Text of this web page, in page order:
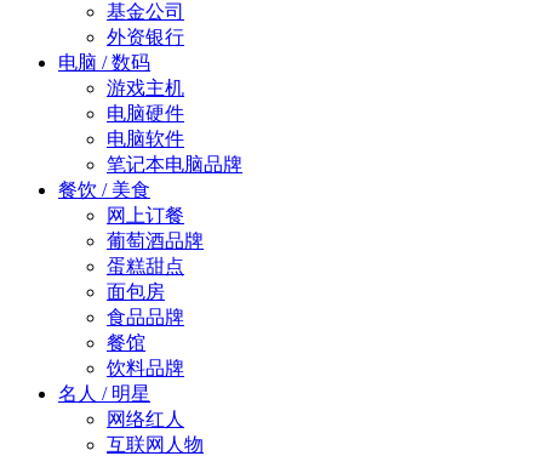
基金公司
外资银行
电脑 / 数码
游戏主机
电脑硬件
电脑软件
笔记本电脑品牌
餐饮 / 美食
网上订餐
葡萄酒品牌
蛋糕甜点
面包房
食品品牌
餐馆
饮料品牌
名人 / 明星
网络红人
互联网人物